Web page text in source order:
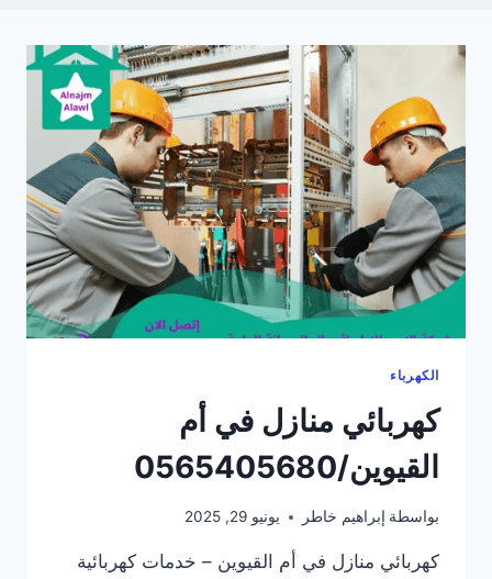
الكهرباء
كهربائي منازل في أم
القيوين/0565405680
بواسطة إبراهيم خاطر يونيو 29, 2025
كهربائي منازل في أم القيوين – خدمات كهربائية